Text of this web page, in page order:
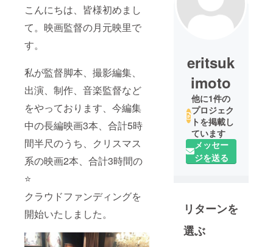
こんにちは、皆様初めまし
て。映画監督の月元映里で
す。
私が監督脚本、撮影編集、
出演、制作、音楽監督など
をやっております、今編集
中の長編映画3本、合計5時
間半尺のうち、クリスマス
系の映画2本、合計3時間の
⭐️
クラウドファンディングを
開始いたしました。
eritsuk
imoto
他に1件の
プロジェク
トを掲載し
ています
メッセー
ジを送る
リターンを
選ぶ